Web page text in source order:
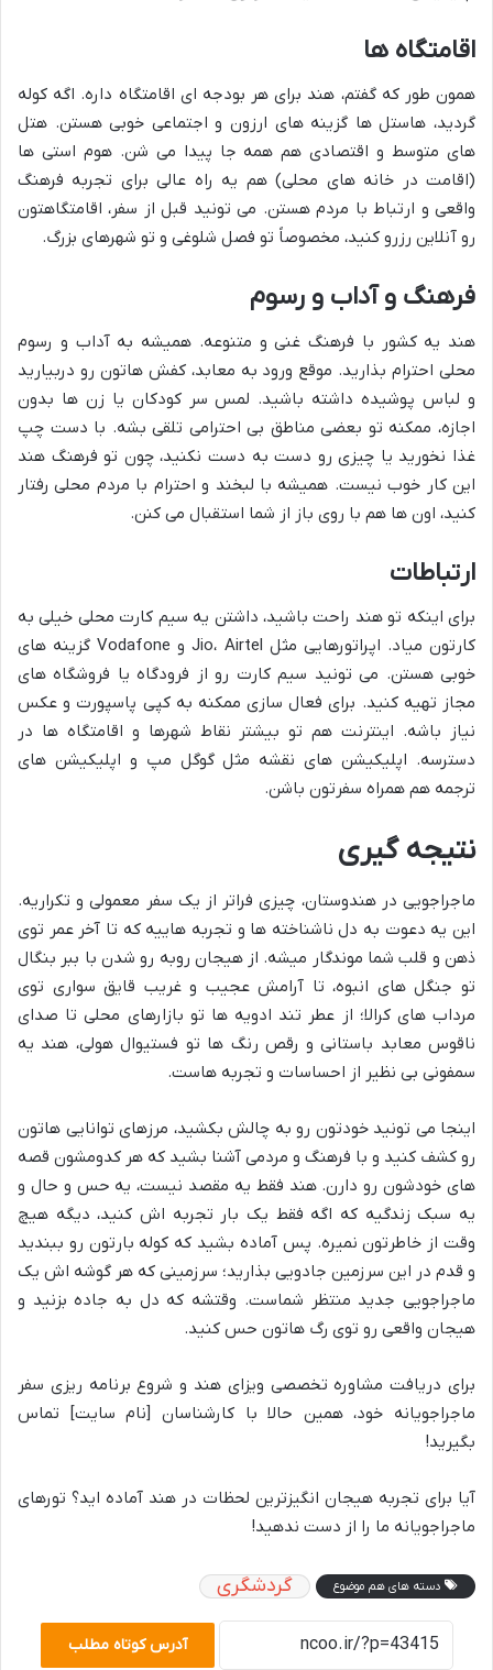
اقامتگاه ها
همون طور که گفتم، هند برای هر بودجه ای اقامتگاه داره. اگه کوله
گردید، هاستل ها گزینه های ارزون و اجتماعی خوبی هستن. هتل
های متوسط و اقتصادی هم همه جا پیدا می شن. هوم استی ها
(اقامت در خانه های محلی) هم یه راه عالی برای تجربه فرهنگ
واقعی و ارتباط با مردم هستن. می تونید قبل از سفر، اقامتگاهتون
رو آنلاین رزرو کنید، مخصوصاً تو فصل شلوغی و تو شهرهای بزرگ.
فرهنگ و آداب و رسوم
هند یه کشور با فرهنگ غنی و متنوعه. همیشه به آداب و رسوم
محلی احترام بذارید. موقع ورود به معابد، کفش هاتون رو دربیارید
و لباس پوشیده داشته باشید. لمس سر کودکان یا زن ها بدون
اجازه، ممکنه تو بعضی مناطق بی احترامی تلقی بشه. با دست چپ
غذا نخورید یا چیزی رو دست به دست نکنید، چون تو فرهنگ هند
این کار خوب نیست. همیشه با لبخند و احترام با مردم محلی رفتار
کنید، اون ها هم با روی باز از شما استقبال می کنن.
ارتباطات
برای اینکه تو هند راحت باشید، داشتن یه سیم کارت محلی خیلی به
کارتون میاد. اپراتورهایی مثل Jio، Airtel و Vodafone گزینه های
خوبی هستن. می تونید سیم کارت رو از فرودگاه یا فروشگاه های
مجاز تهیه کنید. برای فعال سازی ممکنه به کپی پاسپورت و عکس
نیاز باشه. اینترنت هم تو بیشتر نقاط شهرها و اقامتگاه ها در
دسترسه. اپلیکیشن های نقشه مثل گوگل مپ و اپلیکیشن های
ترجمه هم همراه سفرتون باشن.
نتیجه گیری
ماجراجویی در هندوستان، چیزی فراتر از یک سفر معمولی و تکراریه.
این یه دعوت به دل ناشناخته ها و تجربه هاییه که تا آخر عمر توی
ذهن و قلب شما موندگار میشه. از هیجان روبه رو شدن با ببر بنگال
تو جنگل های انبوه، تا آرامش عجیب و غریب قایق سواری توی
مرداب های کرالا؛ از عطر تند ادویه ها تو بازارهای محلی تا صدای
ناقوس معابد باستانی و رقص رنگ ها تو فستیوال هولی، هند یه
سمفونی بی نظیر از احساسات و تجربه هاست.
اینجا می تونید خودتون رو به چالش بکشید، مرزهای توانایی هاتون
رو کشف کنید و با فرهنگ و مردمی آشنا بشید که هر کدومشون قصه
های خودشون رو دارن. هند فقط یه مقصد نیست، یه حس و حال و
یه سبک زندگیه که اگه فقط یک بار تجربه اش کنید، دیگه هیچ
وقت از خاطرتون نمیره. پس آماده بشید که کوله بارتون رو ببندید
و قدم در این سرزمین جادویی بذارید؛ سرزمینی که هر گوشه اش یک
ماجراجویی جدید منتظر شماست. وقتشه که دل به جاده بزنید و
هیجان واقعی رو توی رگ هاتون حس کنید.
برای دریافت مشاوره تخصصی ویزای هند و شروع برنامه ریزی سفر
ماجراجویانه خود، همین حالا با کارشناسان [نام سایت] تماس
بگیرید!
آیا برای تجربه هیجان انگیزترین لحظات در هند آماده اید؟ تورهای
ماجراجویانه ما را از دست ندهید!
دسته های هم موضوع گردشگری
آدرس کوتاه مطلب